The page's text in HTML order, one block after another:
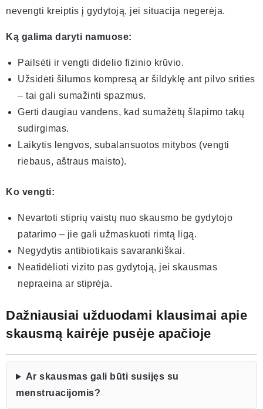
nevengti kreiptis į gydytoją, jei situacija negerėja.
Ką galima daryti namuose:
Pailsėti ir vengti didelio fizinio krūvio.
Užsidėti šilumos kompresą ar šildyklę ant pilvo srities
– tai gali sumažinti spazmus.
Gerti daugiau vandens, kad sumažėtų šlapimo takų
sudirgimas.
Laikytis lengvos, subalansuotos mitybos (vengti
riebaus, aštraus maisto).
Ko vengti:
Nevartoti stiprių vaistų nuo skausmo be gydytojo
patarimo – jie gali užmaskuoti rimtą ligą.
Negydytis antibiotikais savarankiškai.
Neatidėlioti vizito pas gydytoją, jei skausmas
nepraeina ar stiprėja.
Dažniausiai užduodami klausimai apie
skausmą kairėje pusėje apačioje
Ar skausmas gali būti susijęs su
menstruacijomis?